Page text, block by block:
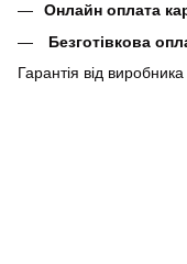
Онлайн оплата
Безготівкова
Гарантія від виробника